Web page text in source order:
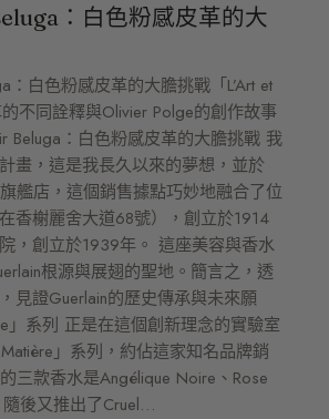
：白色粉感皮革的大
：白色粉感皮革的大膽挑戰「L’Art et
不同詮釋與Olivier Polge的創作故事
Beluga：白色粉感皮革的大膽挑戰 我
畫，這是我長久以來的夢想，並於
艦店，這個銷售據點巧妙地融合了位
香榭麗舍大道68號），創立於1914
，創立於1939年。 這座美容與香水
根源與展翅的聖地。簡言之，透
見證Guerlain的歷史傳承與未來願
」系列 正是在這個創新理念的實驗室
」系列，約佔這家知名品牌銷
三款香水是Angélique Noire、Rose
隨後又推出了Cruel…